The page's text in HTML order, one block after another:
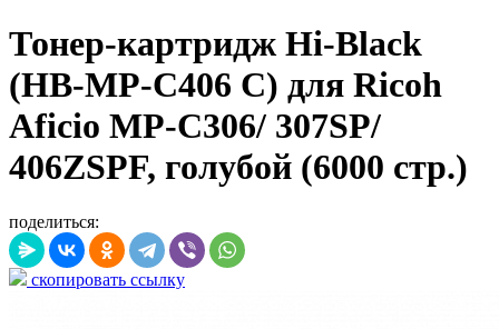
Тонер-картридж Hi-Black
(HB-MP-C406 C) для Ricoh
Aficio MP-C306/ 307SP/
406ZSPF, голубой (6000 стр.)
поделиться:
скопировать ссылку